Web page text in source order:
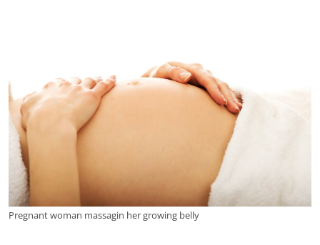
Pregnant woman massagin her growing belly